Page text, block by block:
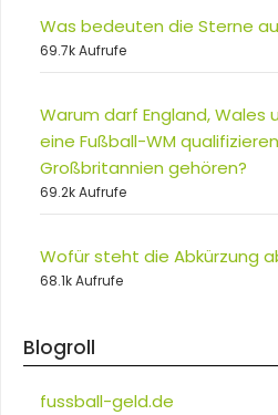
Was bedeuten die Sterne
69.7k Aufrufe
Warum darf England, Wales
eine Fußball-WM
Großbritannien gehören?
69.2k Aufrufe
Wofür steht die Abkürzung
68.1k Aufrufe
Blogroll
fussball-geld.de